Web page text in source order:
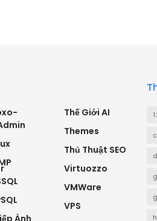
Ảnh
Thế Giới AI
Themes
Thủ Thuật SEO
Virtuozzo
VMWare
VPS